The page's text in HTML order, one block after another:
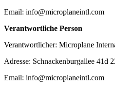
Email: info@microplaneintl.com
Verantwortliche Person
Verantwortlicher: Microplane
Adresse: Schnackenburgallee 41d
Email: info@microplaneintl.com